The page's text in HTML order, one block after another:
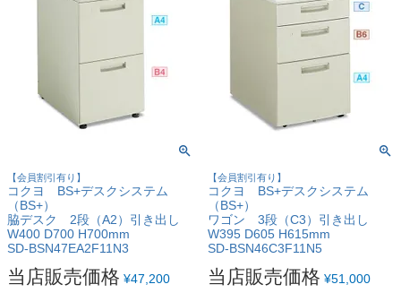
【会員割引有り】
コクヨ BS+デスクシステム
（BS+）
脇デスク 2段（A2）引き出し
W400 D700 H700mm
SD-BSN47EA2F11N3
当店販売価格 ¥47,200
【会員割引有り】
コクヨ BS+デスクシステム
（BS+）
ワゴン 3段（C3）引き出し
W395 D605 H615mm
SD-BSN46C3F11N5
当店販売価格 ¥51,000